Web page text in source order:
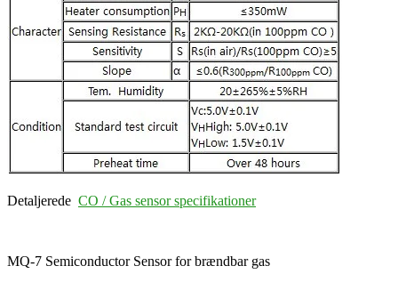
Detaljerede CO / Gas sensor specifikationer
MQ-7 Semiconductor Sensor for brændbar gas